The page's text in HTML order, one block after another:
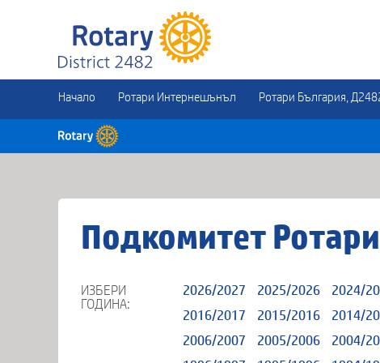
Начало Ротари Интернешънъл Ротари България,
Подкомитет
ИЗБЕРИ
ГОДИНА:
2026/2027 2025/2026 2024/
2016/2017
2015/2016 2014/
2006/2007
2005/2006 2004/